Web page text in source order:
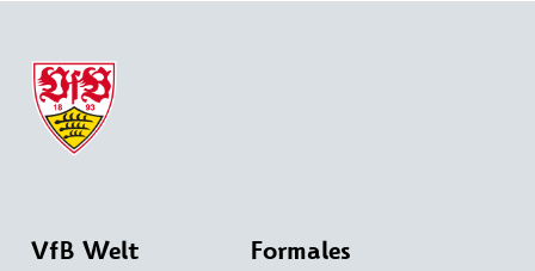
VfB Welt Formales